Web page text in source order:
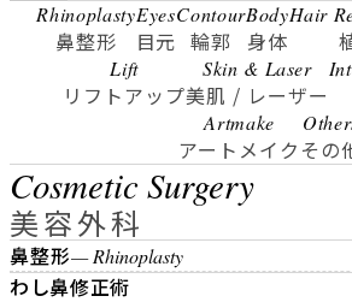
Rhinoplasty
鼻整形
Eyes
目元
Contour
輪郭
Body
身体
Hair
Lift
リフトアップ
Skin & Laser
美肌 / レーザー
Artmake
アートメイク その
Cosmetic Surgery
美容外科
鼻整形— Rhinoplasty
わし鼻修正術